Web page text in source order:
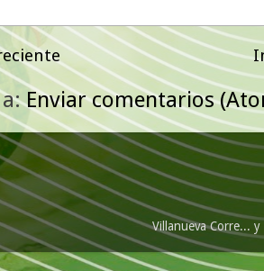
a:Enviar comentarios
Villanueva Corre...